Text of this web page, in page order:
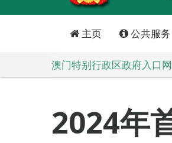
口
主页 公共服务
澳门特别行政区政府入口
2024年